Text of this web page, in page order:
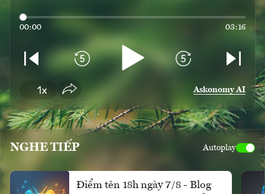
00:00 03:16
Askonomy AI
NGHE TIẾP Autoplay
Điểm tên 18h ngày 7/8 - Blog